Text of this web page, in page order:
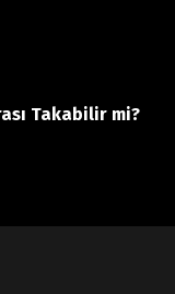
Takabilir mi?